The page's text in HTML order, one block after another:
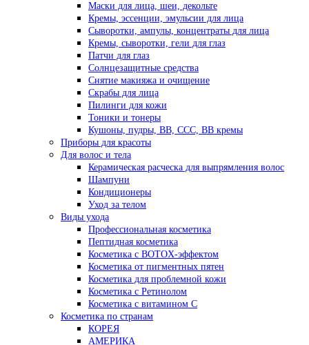
Маски для лица, шеи, декольте
Кремы, эссенции, эмульсии для лица
Сыворотки, ампулы, концентраты для лица
Кремы, сыворотки, гели для глаз
Патчи для глаз
Солнцезащитные средства
Снятие макияжа и очищение
Скрабы для лица
Пилинги для кожи
Тоники и тонеры
Кушоны, пудры, ВВ, ССС, ВВ кремы
Приборы для красоты
Для волос и тела
Керамическая расческа для выпрямления волос
Шампуни
Кондиционеры
Уход за телом
Виды ухода
Профессиональная косметика
Пептидная косметика
Косметика с BOTOX-эффектом
Косметика от пигментных пятен
Косметика для проблемной кожи
Косметика с Ретинолом
Косметика с витамином С
Косметика по странам
КОРЕЯ
АМЕРИКА